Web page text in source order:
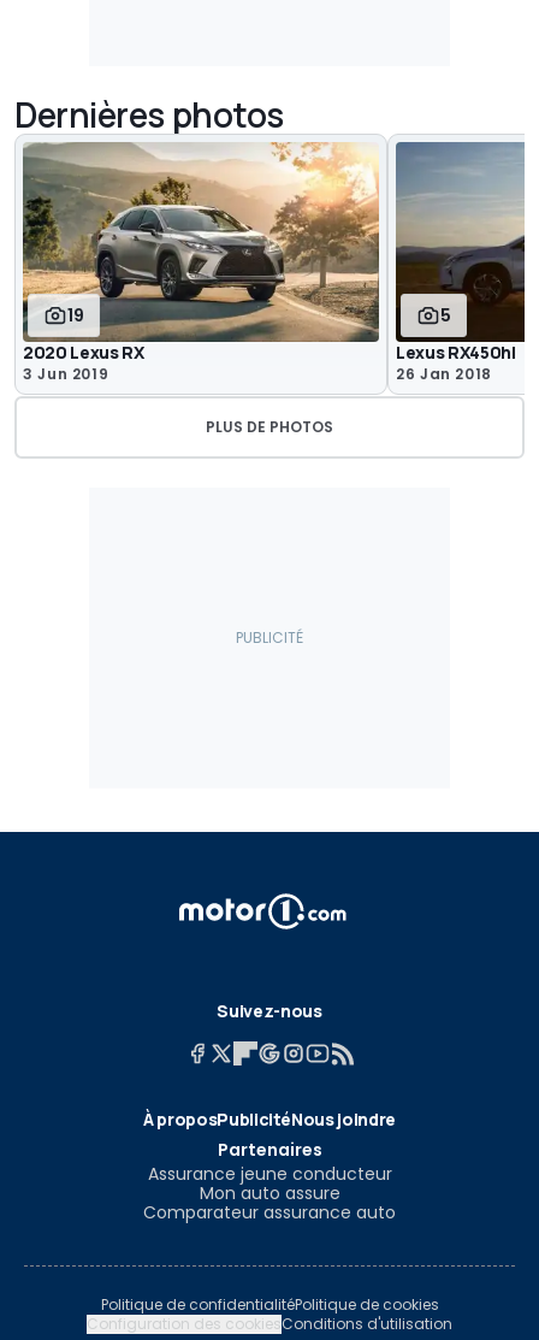
Dernières photos
19
2020 Lexus RX
3 Jun 2019
5
Lexus RX450hl
26 Jan 2018
PLUS DE PHOTOS
Suivez-nous
À proposPublicitéNous joindre
Partenaires
Assurance jeune conducteur
Mon auto assure
Comparateur assurance auto
Politique de confidentialitéPolitique de cookies
Configuration des cookiesConditions d'utilisation